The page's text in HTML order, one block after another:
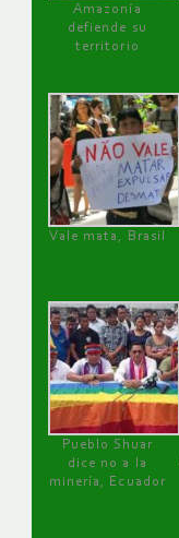
Amazonía
defiende su
territorio
Vale mata, Brasil
Pueblo Shuar
dice no a la
minería, Ecuador